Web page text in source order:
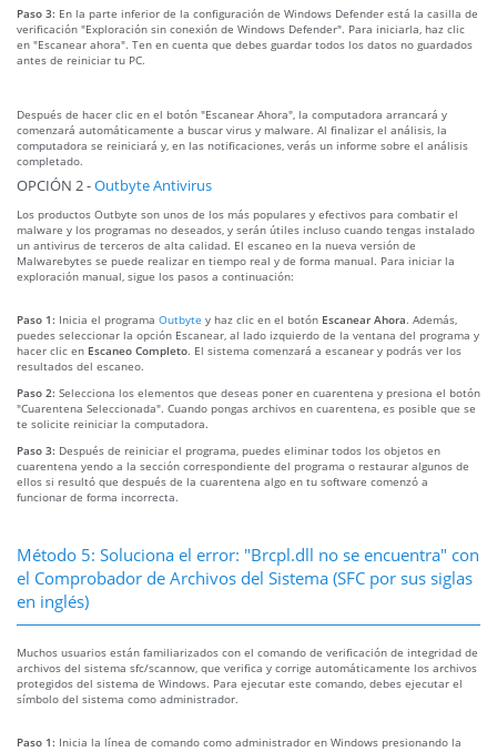
Paso 3: En la parte inferior de la configuración de Windows Defender está la casilla de
verificación "Exploración sin conexión de Windows Defender". Para iniciarla, haz clic
en "Escanear ahora". Ten en cuenta que debes guardar todos los datos no guardados
antes de reiniciar tu PC.
Después de hacer clic en el botón "Escanear Ahora", la computadora arrancará y
comenzará automáticamente a buscar virus y malware. Al finalizar el análisis, la
computadora se reiniciará y, en las notificaciones, verás un informe sobre el análisis
completado.
OPCIÓN 2 -Outbyte Antivirus
Los productos Outbyte son unos de los más populares y efectivos para combatir el
malware y los programas no deseados, y serán útiles incluso cuando tengas instalado
un antivirus de terceros de alta calidad. El escaneo en la nueva versión de
Malwarebytes se puede realizar en tiempo real y de forma manual. Para iniciar la
exploración manual, sigue los pasos a continuación:
Paso 1: Inicia el programa Outbyte y haz clic en el botón Escanear Ahora. Además,
puedes seleccionar la opción Escanear, al lado izquierdo de la ventana del programa y
hacer clic en Escaneo Completo. El sistema comenzará a escanear y podrás ver los
resultados del escaneo.
Paso 2: Selecciona los elementos que deseas poner en cuarentena y presiona el botón
"Cuarentena Seleccionada". Cuando pongas archivos en cuarentena, es posible que se
te solicite reiniciar la computadora.
Paso 3: Después de reiniciar el programa, puedes eliminar todos los objetos en
cuarentena yendo a la sección correspondiente del programa o restaurar algunos de
ellos si resultó que después de la cuarentena algo en tu software comenzó a
funcionar de forma incorrecta.
Método 5: Soluciona el error: "Brcpl.dll no se encuentra" con
el Comprobador de Archivos del Sistema (SFC por sus siglas
en inglés)
Muchos usuarios están familiarizados con el comando de verificación de integridad de
archivos del sistema sfc/scannow, que verifica y corrige automáticamente los archivos
protegidos del sistema de Windows. Para ejecutar este comando, debes ejecutar el
símbolo del sistema como administrador.
Paso 1: Inicia la línea de comando como administrador en Windows presionando la